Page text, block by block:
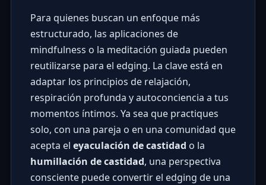
Para quienes buscan un enfoque más
estructurado, las aplicaciones de
mindfulness o la meditación guiada pueden
reutilizarse para el edging. La clave está en
adaptar los principios de relajación,
respiración profunda y autoconciencia a tus
momentos íntimos. Ya sea que practiques
solo, con una pareja o en una comunidad que
acepta el eyaculación de castidad o la
humillación de castidad, una perspectiva
consciente puede convertir el edging de una